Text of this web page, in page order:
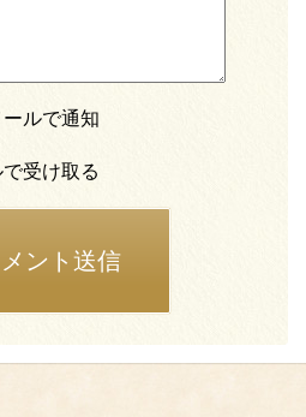
ルで通知
受け取る
ント送信